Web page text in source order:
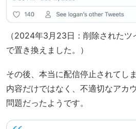
（2024年3月23日：削除された
で置き換えました。）
その後、本当に配信停止されてし
内容だけではなく、不適切なアカ
問題だったようです。